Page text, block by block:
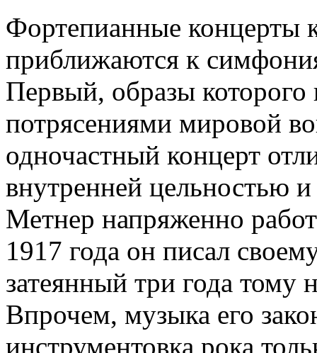
Фортепианные концерты
приближаются к
Первый, образы
потрясениями мировой
одночастный концерт
внутренней цельностью
Метнер напряженно
1917 года он писал
затеянный три года тому
Впрочем, музыка его
инструментовка рока